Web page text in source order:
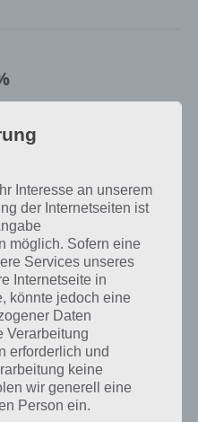
ist, können wir dir nicht das
unsere Komplettlösung
zu 94%
inunsere
App! Dort
Suche
und
300 Level
Interesse an unserem
der Internetseiten ist
möglich. Sofern eine
Services unseres
Internetseite in
könnte jedoch eine
Daten
Verarbeitung
erforderlich und
keine
wir generell eine
Person ein.